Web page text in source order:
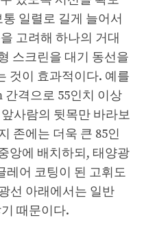
일렬로 길게 늘어서
고려해 하나의 거대
스크린을 대기 동선을
것이 효과적이다. 예를
간격으로 55인치 이상
사람의 뒷목만 바라보
존에는 더욱 큰 85인
앙에 배치하되, 태양광
레어 코팅이 된 고휘도
선 아래에서는 일반
때문이다.